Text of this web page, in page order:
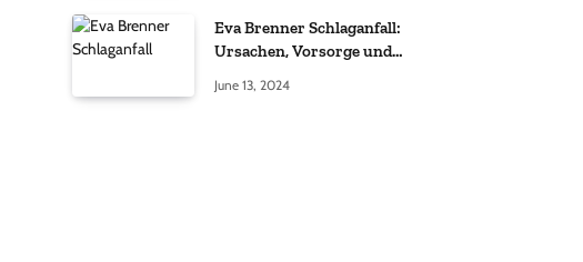
Eva Brenner Schlaganfall:
Ursachen, Vorsorge und
June 13, 2024